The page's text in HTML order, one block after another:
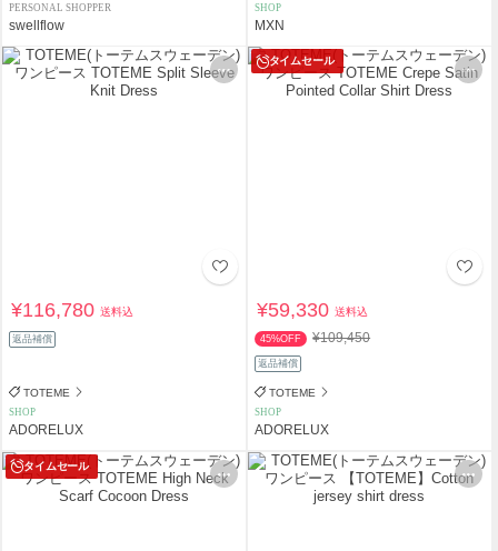
PERSONAL SHOPPER
swellflow
SHOP
MXN
¥116,780送料込
返品補償
TOTEME
SHOP
ADORELUX
タイムセール
¥59,330送料込
45%OFF ¥109,450
返品補償
TOTEME
SHOP
ADORELUX
タイムセール